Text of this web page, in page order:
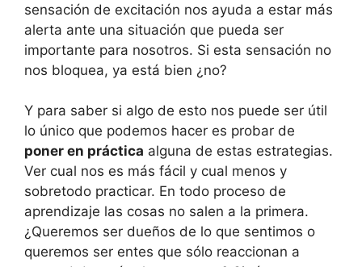
sensación de excitación nos ayuda a estar más
alerta ante una situación que pueda ser
importante para nosotros. Si esta sensación no
nos bloquea, ya está bien ¿no?
Y para saber si algo de esto nos puede ser útil
lo único que podemos hacer es probar de
poner en práctica alguna de estas estrategias.
Ver cual nos es más fácil y cual menos y
sobretodo practicar. En todo proceso de
aprendizaje las cosas no salen a la primera.
¿Queremos ser dueños de lo que sentimos o
queremos ser entes que sólo reaccionan a